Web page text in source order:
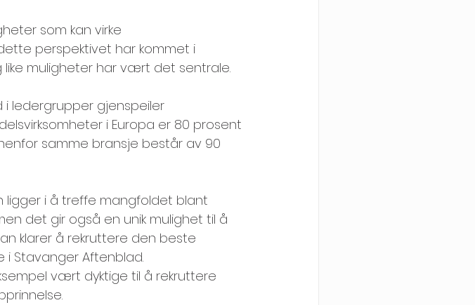
som kan virke
perspektivet har kommet i
like muligheter har vært det sentrale.
ledergrupper gjenspeiler
i Europa er 80 prosent
samme bransje består av 90
ligger i å treffe mangfoldet blant
det gir også en unik mulighet til å
klarer å rekruttere den beste
i Stavanger Aftenblad.
vært dyktige til å rekruttere